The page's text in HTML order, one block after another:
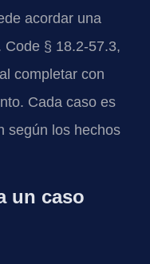
acordar una
Code § 18.2-57.3,
completar con
Cada caso es
según los hechos
un caso